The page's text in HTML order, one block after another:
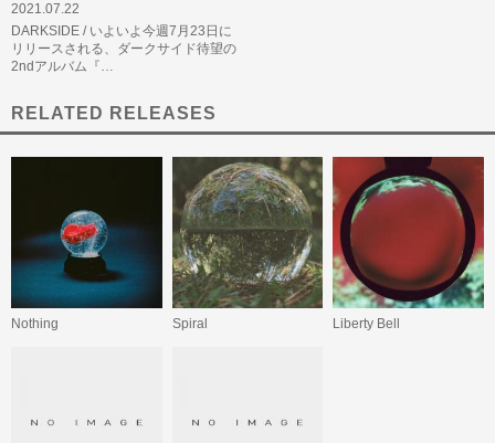
2021.07.22
DARKSIDE / いよいよ今週7月23日に
リリースされる、ダークサイド待望の
2ndアルバム『…
RELATED RELEASES
Nothing Spiral Liberty Bell